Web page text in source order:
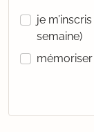
je
semaine)